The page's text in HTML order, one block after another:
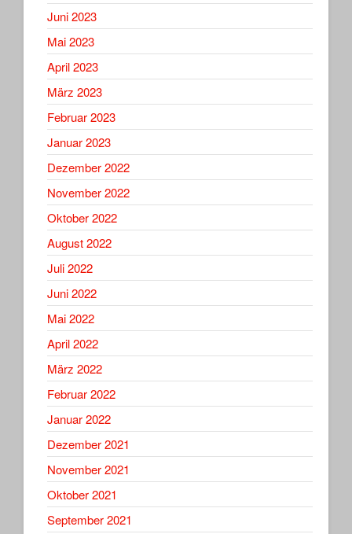
Juni 2023
Mai 2023
April 2023
März 2023
Februar 2023
Januar 2023
Dezember 2022
November 2022
Oktober 2022
August 2022
Juli 2022
Juni 2022
Mai 2022
April 2022
März 2022
Februar 2022
Januar 2022
Dezember 2021
November 2021
Oktober 2021
September 2021